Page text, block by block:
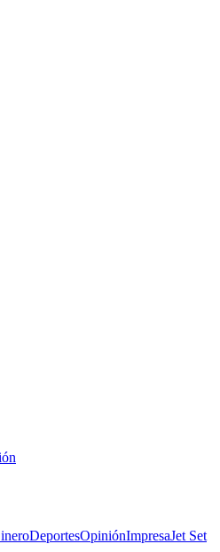
DeportesOpiniónImpresaJet Set